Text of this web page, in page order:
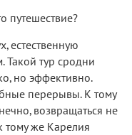
путешествие?
естественную
Такой тур сродни
но эффективно.
перерывы. К тому
возвращаться не
тому же Карелия